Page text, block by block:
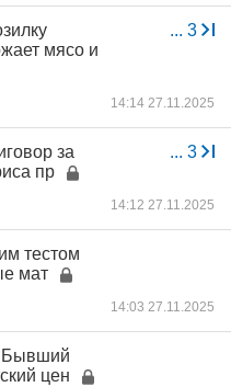
... 3
мясо и
14:14 27.11.2025
... 3
за
пр
14:12 27.11.2025
тестом
мат
14:03 27.11.2025
Бывший
цен